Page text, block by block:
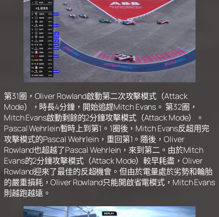
第31圈，Oliver Rowland啟動第二次攻擊模式（Attack
Mode），時長4分鐘，開始追趕Mitch Evans。 第32圈，
Mitch Evans啟動剩餘的2分鐘攻擊模式（Attack Mode）。
Pascal Wehrlein暫時上到第1。1圈後，Mitch Evans反超用完
攻擊模式的Pascal Wehrlein，重回第1。隨後，Oliver
Rowland也超越了Pascal Wehrlein，來到第二。由於Mitch
Evans的2分鐘攻擊模式（Attack Mode）較早耗盡，Oliver
Rowland迎來了最佳的反超機會。但由於電量處於劣勢和輪胎
的嚴重損耗，Oliver Rowland只能開啟省電模式，Mitch Evans
則越跑越遠。